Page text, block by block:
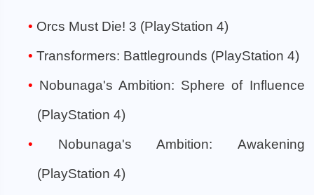
Orcs Must Die! 3 (PlayStation 4)
Transformers: Battlegrounds (PlayStation 4)
Nobunaga's Ambition: Sphere of Influence
(PlayStation 4)
Nobunaga's Ambition: Awakening
(PlayStation 4)